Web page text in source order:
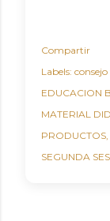
Compartir
Labels:
EDUCACION
MATERIAL
PRODUCTOS
SEGUNDA